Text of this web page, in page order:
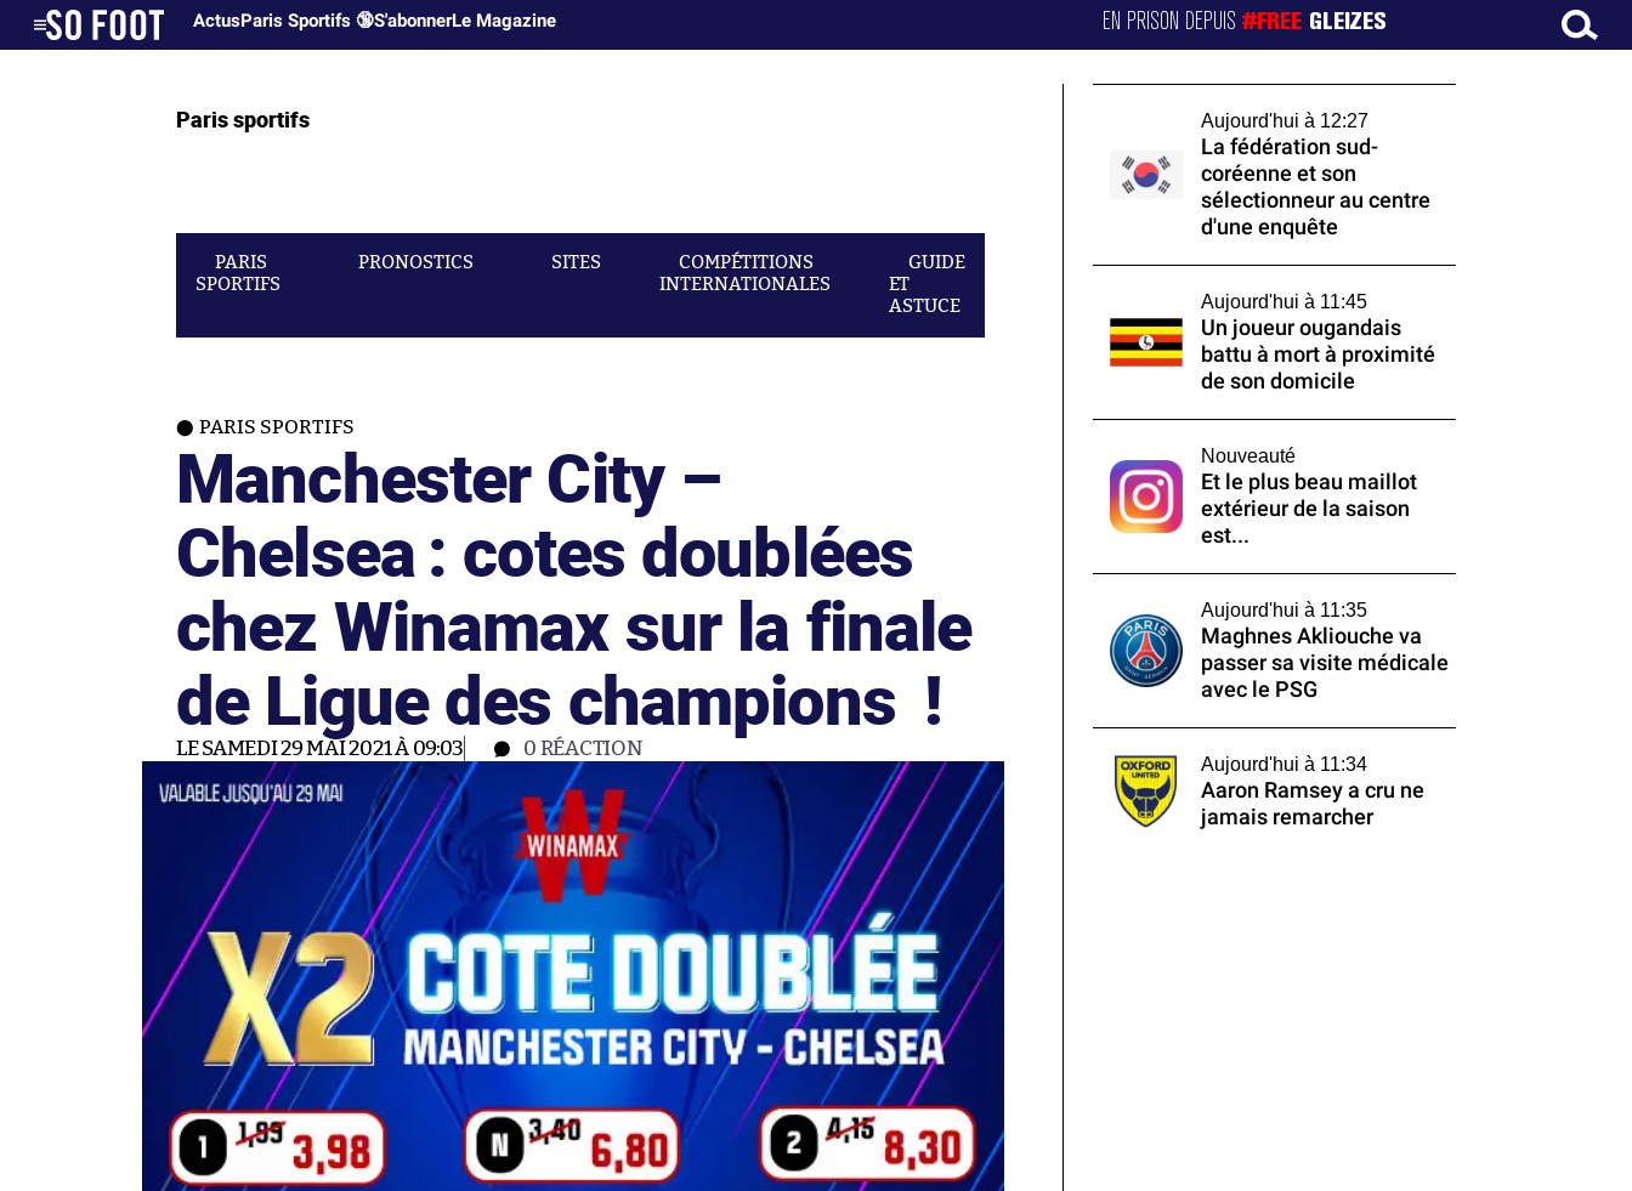
ActusParis Sportifs 🔞S'abonnerLe Magazine EN PRISON DEPUIS#FREE GLEIZES
Paris sportifs
PARIS
SPORTIFS
PRONOSTICS SITES
COMPÉTITIONS
INTERNATIONALES
GUIDE
ET
ASTUCE
PARIS SPORTIFS
Manchester City –
Chelsea : cotes doublées
chez Winamax sur la finale
de Ligue des champions !
LE SAMEDI 29 MAI 2021 À 09:03 0 RÉACTION
Aujourd'hui à 12:27
La fédération sud-
coréenne et son
sélectionneur au centre
d'une enquête
Aujourd'hui à 11:45
Un joueur ougandais
battu à mort à proximité
de son domicile
Nouveauté
Et le plus beau maillot
extérieur de la saison
est...
Aujourd'hui à 11:35
Maghnes Akliouche va
passer sa visite médicale
avec le PSG
Aujourd'hui à 11:34
Aaron Ramsey a cru ne
jamais remarcher